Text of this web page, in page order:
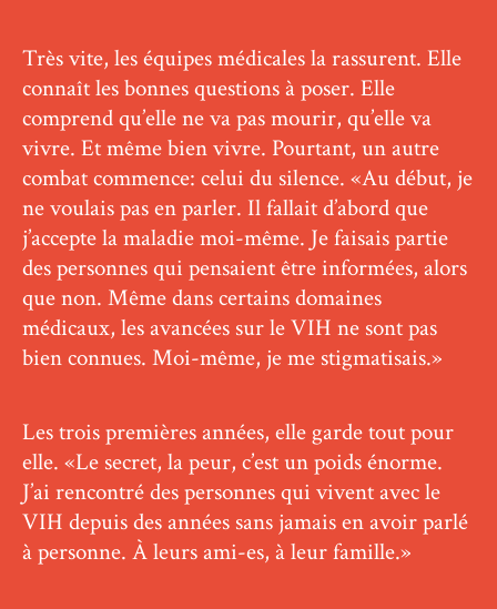
Très vite, les équipes médicales la rassurent. Elle
connaît les bonnes questions à poser. Elle
comprend qu’elle ne va pas mourir, qu’elle va
vivre. Et même bien vivre. Pourtant, un autre
combat commence: celui du silence. «Au début, je
ne voulais pas en parler. Il fallait d’abord que
j’accepte la maladie moi-même. Je faisais partie
des personnes qui pensaient être informées, alors
que non. Même dans certains domaines
médicaux, les avancées sur le VIH ne sont pas
bien connues. Moi-même, je me stigmatisais.»
Les trois premières années, elle garde tout pour
elle. «Le secret, la peur, c’est un poids énorme.
J’ai rencontré des personnes qui vivent avec le
VIH depuis des années sans jamais en avoir parlé
à personne. À leurs ami-es, à leur famille.»